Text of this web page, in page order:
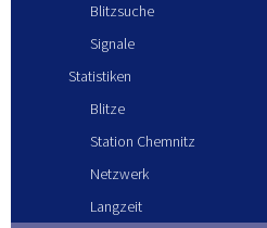
Blitzsuche
Signale
Statistiken
Blitze
Station Chemnitz
Netzwerk
Langzeit